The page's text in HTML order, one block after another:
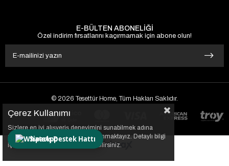
Sipariş Destek Hattı
E-BÜLTEN ABONELİĞİ
Özel indirim fırsatlarını kaçırmamak için abone olun!
© 2026 Tesettür Home, Tüm Hakları Saklıdır.
Çerez Kullanımı
Sizlere en iyi alışveriş deneyimini sunabilmek adına
sitemizde çerezler(cookies) kullanmaktayız. Detaylı bilgi
için Kvkk sözleşmesini inceleyebilirsiniz.